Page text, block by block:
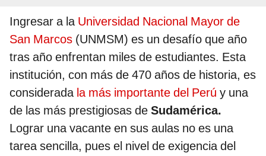
Ingresar a la Universidad Nacional Mayor de
San Marcos (UNMSM) es un desafío que año
tras año enfrentan miles de estudiantes. Esta
institución, con más de 470 años de historia, es
consideradala más importante del Perú y una
de las más prestigiosas de Sudamérica.
Lograr una vacante en sus aulas no es una
tarea sencilla, pues el nivel de exigencia del